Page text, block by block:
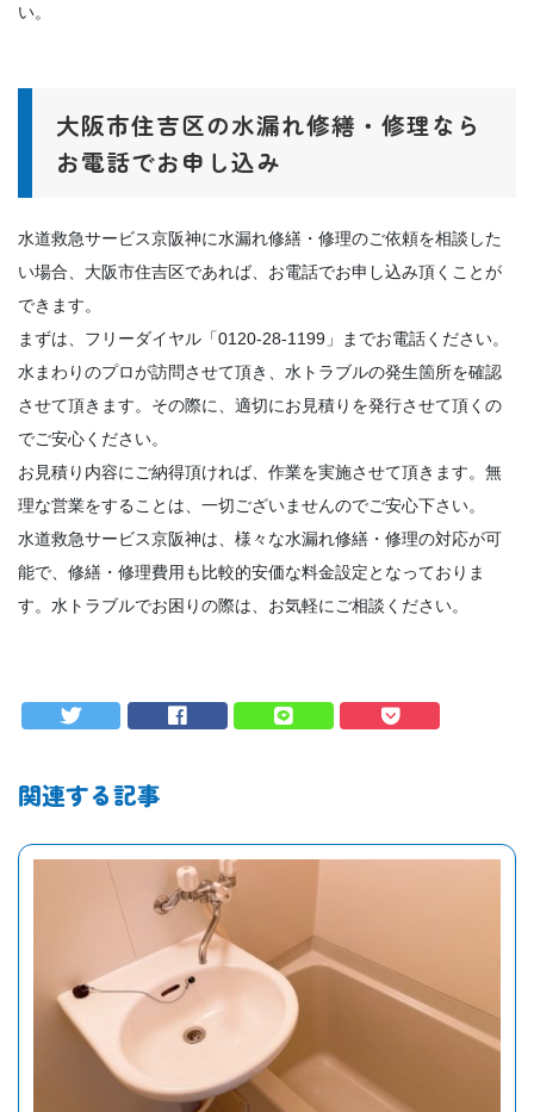
い。
大阪市住吉区の水漏れ修繕・修理なら
お電話でお申し込み
水道救急サービス京阪神に水漏れ修繕・修理のご依頼を相談した
い場合、大阪市住吉区であれば、お電話でお申し込み頂くことが
できます。
まずは、フリーダイヤル「0120-28-1199」までお電話ください。
水まわりのプロが訪問させて頂き、水トラブルの発生箇所を確認
させて頂きます。その際に、適切にお見積りを発行させて頂くの
でご安心ください。
お見積り内容にご納得頂ければ、作業を実施させて頂きます。無
理な営業をすることは、一切ございませんのでご安心下さい。
水道救急サービス京阪神は、様々な水漏れ修繕・修理の対応が可
能で、修繕・修理費用も比較的安価な料金設定となっておりま
す。水トラブルでお困りの際は、お気軽にご相談ください。
関連する記事